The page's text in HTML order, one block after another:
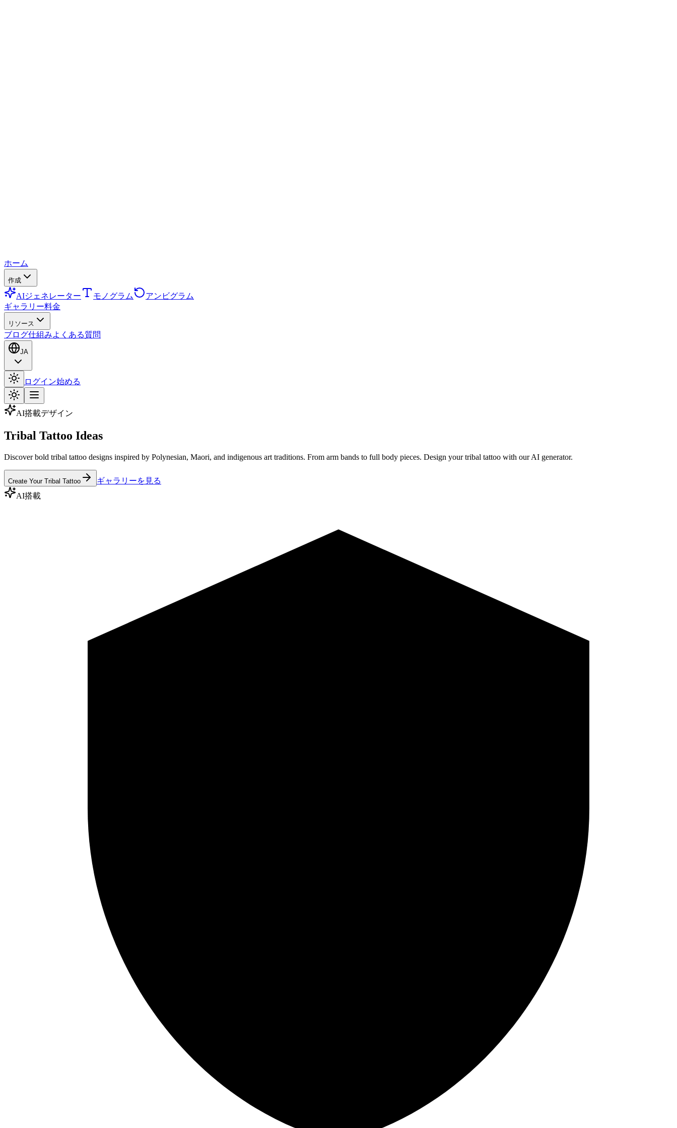
ホーム
作成
AIジェネレーター モノグラム
アンビグラム
ギャラリー料金
リソース
ブログ仕組みよくある質問
JA
ログイン始める
AI搭載デザイン
Tribal Tattoo Ideas
Discover bold tribal tattoo designs inspired by Polynesian, Maori, and indigenous art traditions. From arm bands to full body pieces. Design your tribal tattoo with our AI generator.
Create Your Tribal Tattoo
ギャラリーを見る
AI搭載